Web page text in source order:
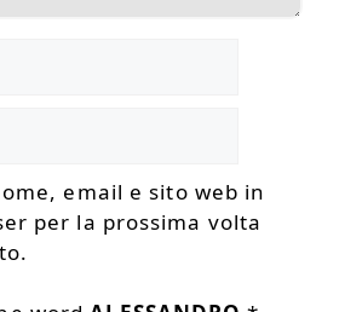
email e sito web in
per la prossima volta